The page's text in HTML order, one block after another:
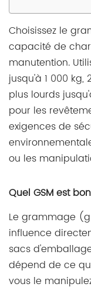
Choisissez le
capacité de
manutention.
jusqu'à 1 000
plus lourds
pour les
exigences de
ou les
Quel GSM est
Le grammage
influence
sacs
dépend de ce
vous le